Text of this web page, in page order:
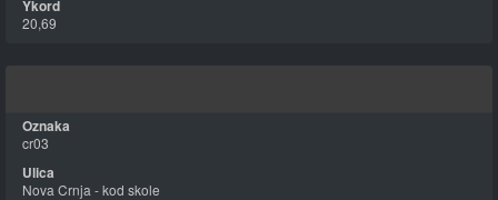
20,69
cr03
Nova Crnja - kod skole